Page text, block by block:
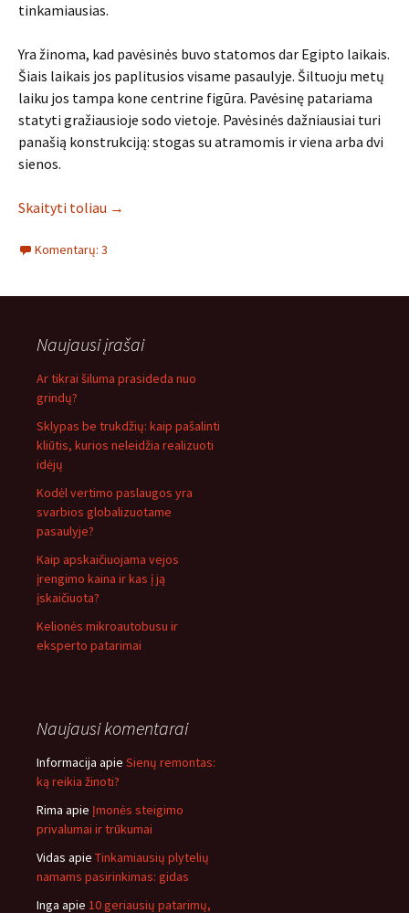
tinkamiausias.
Yra žinoma, kad pavėsinės buvo statomos dar Egipto laikais.
Šiais laikais jos paplitusios visame pasaulyje. Šiltuoju metų
laiku jos tampa kone centrine figūra. Pavėsinę patariama
statyti gražiausioje sodo vietoje. Pavėsinės dažniausiai turi
panašią konstrukciją: stogas su atramomis ir viena arba dvi
sienos.
Skaityti toliau →
Komentarų: 3
Naujausi įrašai
Ar tikrai šiluma prasideda nuo
grindų?
Sklypas be trukdžių: kaip pašalinti
kliūtis, kurios neleidžia realizuoti
idėjų
Kodėl vertimo paslaugos yra
svarbios globalizuotame
pasaulyje?
Kaip apskaičiuojama vejos
įrengimo kaina ir kas į ją
įskaičiuota?
Kelionės mikroautobusu ir
eksperto patarimai
Naujausi komentarai
Informacija apie Sienų remontas:
ką reikia žinoti?
Rima apie Įmonės steigimo
privalumai ir trūkumai
Vidas apie Tinkamiausių plytelių
namams pasirinkimas: gidas
Inga apie 10 geriausių patarimų,